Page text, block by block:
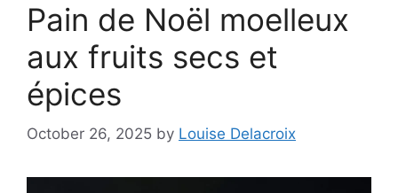
Pain de Noël moelleux
aux fruits secs et
épices
October 26, 2025 by Louise Delacroix